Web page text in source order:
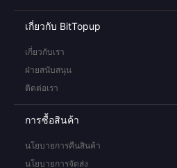
เกี่ยวกับ BitTopup
เกี่ยวกับเรา
ฝ่ายสนับสนุน
ติดต่อเรา
การซื้อสินค้า
นโยบายการคืนสินค้า
นโยบายการจัดส่ง